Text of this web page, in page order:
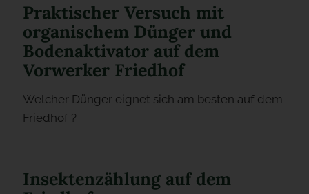
Praktischer Versuch mit
organischem Dünger und
Bodenaktivator auf dem
Vorwerker Friedhof
Welcher Dünger eignet sich am besten auf dem
Friedhof ?
Insektenzählung auf dem